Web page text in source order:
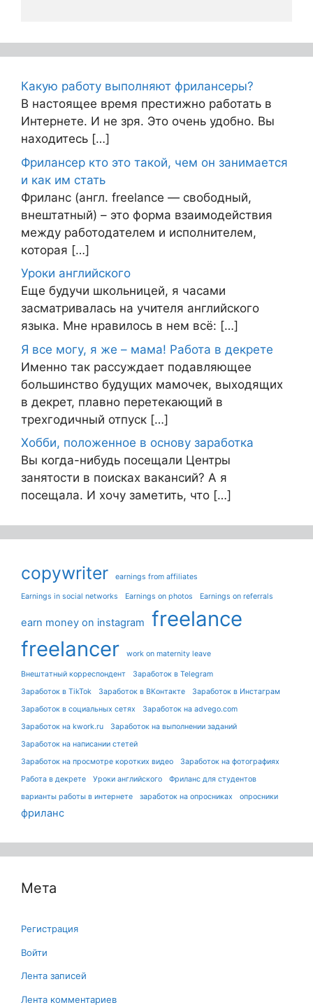
Какую работу выполняют фрилансеры?
В настоящее время престижно работать в
Интернете. И не зря. Это очень удобно. Вы
находитесь […]
Фрилансер кто это такой, чем он занимается
и как им стать
Фриланс (англ. freelance — свободный,
внештатный) – это форма взаимодействия
между работодателем и исполнителем,
которая […]
Уроки английского
Еще будучи школьницей, я часами
засматривалась на учителя английского
языка. Мне нравилось в нем всё: […]
Я все могу, я же – мама! Работа в декрете
Именно так рассуждает подавляющее
большинство будущих мамочек, выходящих
в декрет, плавно перетекающий в
трехгодичный отпуск […]
Хобби, положенное в основу заработка
Вы когда-нибудь посещали Центры
занятости в поисках вакансий? А я
посещала. И хочу заметить, что […]
copywriter earnings from affiliates
Earnings in social networks Earnings on photos Earnings on referrals
earn money on instagram
freelance
freelancer
work on maternity leave
Внештатный корреспондент
Заработок в Telegram
Заработок в TikTok
Заработок в ВКонтакте
Заработок в Инстаграм
Заработок в социальных сетях
Заработок на advego.com
Заработок на kwork.ru
Заработок на выполнении заданий
Заработок на написании стетей
Заработок на просмотре коротких видео
Заработок на фотографиях
Работа в декрете
Уроки английского
Фриланс для студентов
варианты работы в интернете
заработок на опросниках опросники
фриланс
Мета
Регистрация
Войти
Лента записей
Лента комментариев